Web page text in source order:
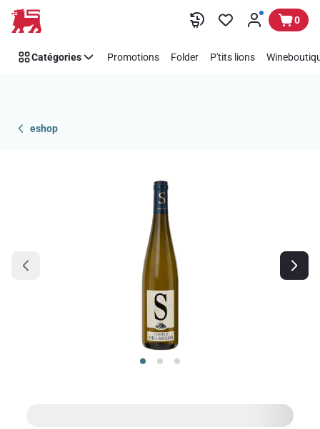
Passer 0
Catégories Promotions Folder P'tits lions
eshop